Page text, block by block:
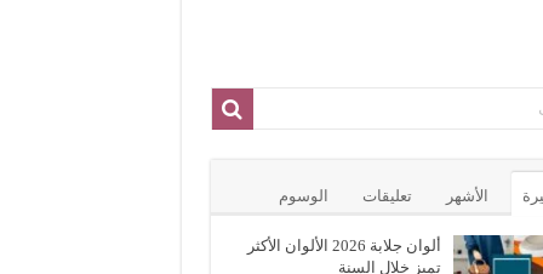
الأشهر تعليقات الوسوم
ألوان جلابة 2026 الألوان الأكثر
تميز خلال السنة